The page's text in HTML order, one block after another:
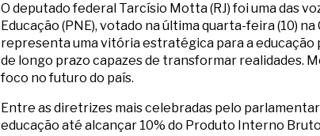
O deputado federal Tarcísio Motta (RJ) foi uma das
Educação (PNE), votado na última quarta-feira (10)
representa uma vitória estratégica para a
de longo prazo capazes de transformar realidades.
foco no futuro do país.
Entre as diretrizes mais celebradas pelo
educação até alcançar 10% do Produto Interno